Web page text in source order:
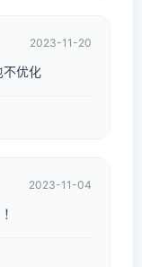
2023-11-20
不优化
2023-11-04